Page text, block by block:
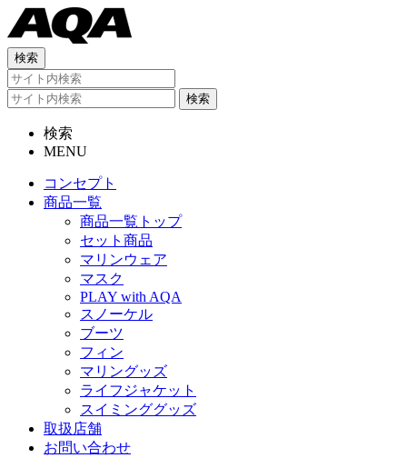
検索
MENU
コンセプト
商品一覧
商品一覧トップ
セット商品
マリンウェア
マスク
PLAY with AQA
スノーケル
ブーツ
フィン
マリングッズ
ライフジャケット
スイミンググッズ
取扱店舗
お問い合わせ